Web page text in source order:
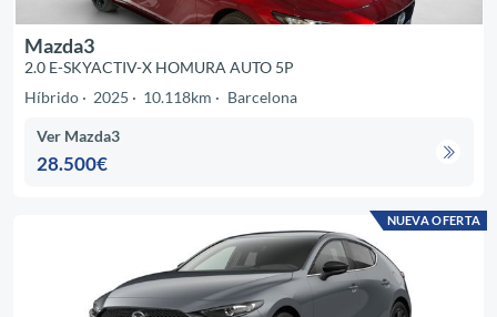
Mazda3
2.0 E-SKYACTIV-X HOMURA AUTO 5P
Híbrido
2025 10.118km Barcelona
Ver Mazda3
28.500€
NUEVA OFERTA